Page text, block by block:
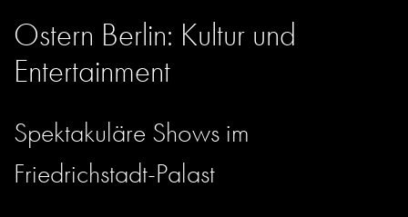
Ostern Berlin: Kultur und
Entertainment
Spektakuläre Shows im
Friedrichstadt-Palast